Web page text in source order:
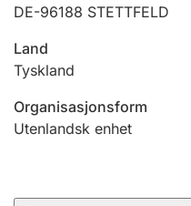
Jeger
Ektepaktveileder
DE-96188 STETTFELD
Land
Tyskland
Organisasjonsform
Utenlandsk enhet